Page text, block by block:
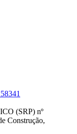
(SRP) nº
Construção,